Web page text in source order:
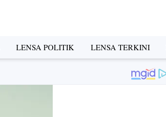
LENSA POLITIK LENSA TERKINI